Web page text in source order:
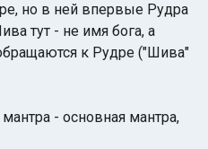
но в ней впервые Рудра
тут - не имя бога, а
к Рудре ("Шива"
- основная мантра,